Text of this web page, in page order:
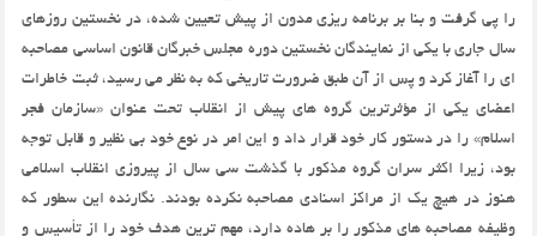
را پی گرفت و بنا بر برنامه ریزی مدون از پیش تعیین شده، در نخستین روزهای
سال جاری با یکی از نمایندگان نخستین دوره مجلس خبرگان قانون اساسی مصاحبه
ای را آغاز کرد و پس از آن طبق ضرورت تاریخی که به نظر می رسید، ثبت خاطرات
اعضای یکی از مؤثرترین گروه های پیش از انقلاب تحت عنوان «سازمان فجر
اسلام» را در دستور کار خود قرار داد و این امر در نوع خود بی نظیر و قابل توجه
بود، زیرا اکثر سران گروه مذکور با گذشت سی سال از پیروزی انقلاب اسلامی
هنوز در هیچ یک از مراکز اسنادی مصاحبه نکرده بودند. نگارنده این سطور که
وظیفه مصاحبه های مذکور را بر هاده دارد، مهم ترین هدف خود را از تأسیس و